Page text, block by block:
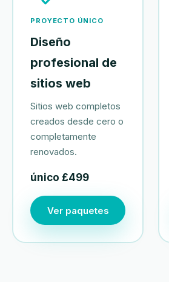
PROYECTO ÚNICO
Diseño
profesional de
sitios web
Sitios web completos
creados desde cero o
completamente
renovados.
único £499
Ver paquetes